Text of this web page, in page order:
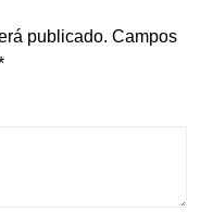
publicado. Campos